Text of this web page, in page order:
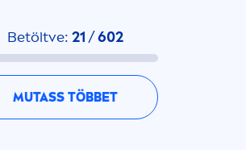
Betöltve: 21 /602
MUTASS TÖBBET